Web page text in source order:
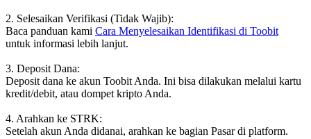
2. Selesaikan Verifikasi (Tidak Wajib):
Baca panduan kami Cara Menyelesaikan Identifikasi di Toobit
untuk informasi lebih lanjut.
3. Deposit Dana:
Deposit dana ke akun Toobit Anda. Ini bisa dilakukan melalui kartu
kredit/debit, atau dompet kripto Anda.
4. Arahkan ke STRK:
Setelah akun Anda didanai, arahkan ke bagian Pasar di platform.